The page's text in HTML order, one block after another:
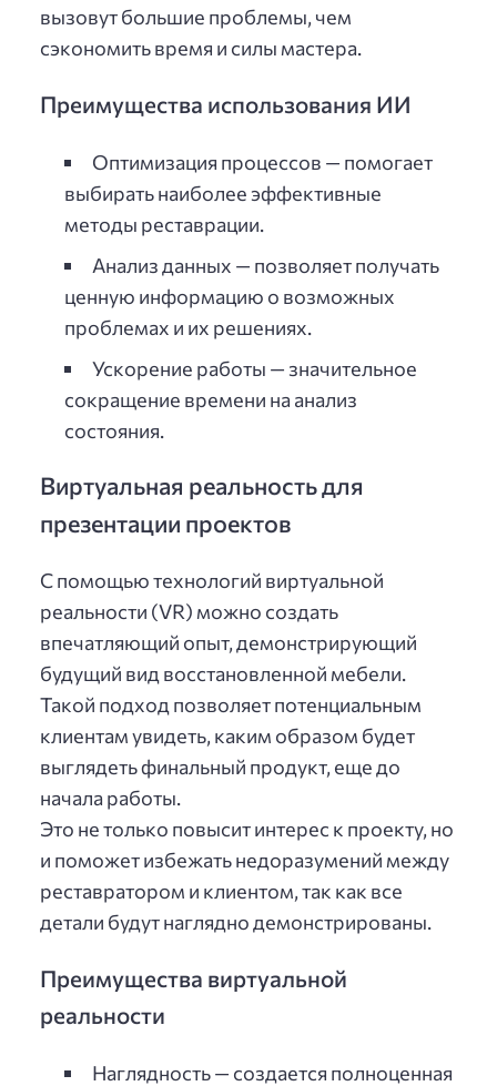
вызовут большие проблемы, чем
сэкономить время и силы мастера.
Преимущества использования ИИ
Оптимизация процессов — помогает
выбирать наиболее эффективные
методы реставрации.
Анализ данных — позволяет получать
ценную информацию о возможных
проблемах и их решениях.
Ускорение работы — значительное
сокращение времени на анализ
состояния.
Виртуальная реальность для
презентации проектов
С помощью технологий виртуальной
реальности (VR) можно создать
впечатляющий опыт, демонстрирующий
будущий вид восстановленной мебели.
Такой подход позволяет потенциальным
клиентам увидеть, каким образом будет
выглядеть финальный продукт, еще до
начала работы.
Это не только повысит интерес к проекту, но
и поможет избежать недоразумений между
реставратором и клиентом, так как все
детали будут наглядно демонстрированы.
Преимущества виртуальной
реальности
Наглядность — создается полноценная